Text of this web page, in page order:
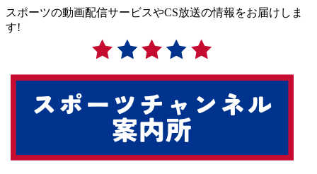
スポーツの動画配信サービスやCS放送の情報をお届けしま
す!